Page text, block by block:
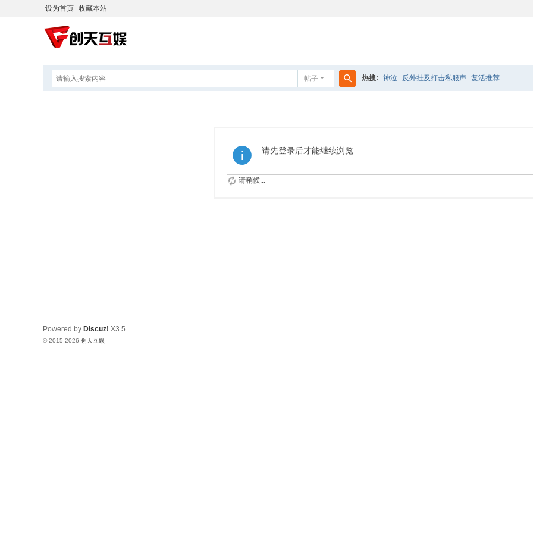
设为首页 收藏本站
帖子 热搜: 神泣 反外挂及打击私服声 复活推荐
请先登录后才能继续浏览
请稍候...
Powered by Discuz! X3.5
© 2015-2026 创天互娱